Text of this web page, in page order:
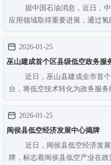
据中国石油消息，近日，
应用领域取得重要进展，通过
输等创新手段，显著提升了油
性。辽河油田成功改装并投用氢
的升级。该无人机采用氢电动…
2026-01-25
巫山建成首个区县级低空政务服
近日，巫山县建成全市首
台，将低空技术转化为政务服
决方案”。该平台秉持“一飞多
布局27台多旋翼、4台复合翼无
展警务、火警监…
2026-01-25
闽侯县低空经济发展中心揭牌
近日，闽侯县低空经济发
牌，标志着闽侯县低空产业在